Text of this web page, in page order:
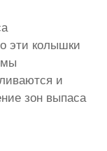
эти колышки
и
зон выпаса